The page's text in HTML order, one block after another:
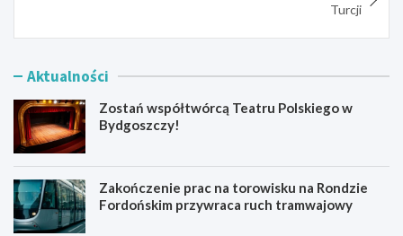
Turcji
Aktualności
Zostań współtwórcą Teatru Polskiego w
Bydgoszczy!
Zakończenie prac na torowisku na Rondzie
Fordońskim przywraca ruch tramwajowy